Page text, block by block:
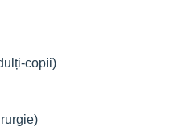
copii)